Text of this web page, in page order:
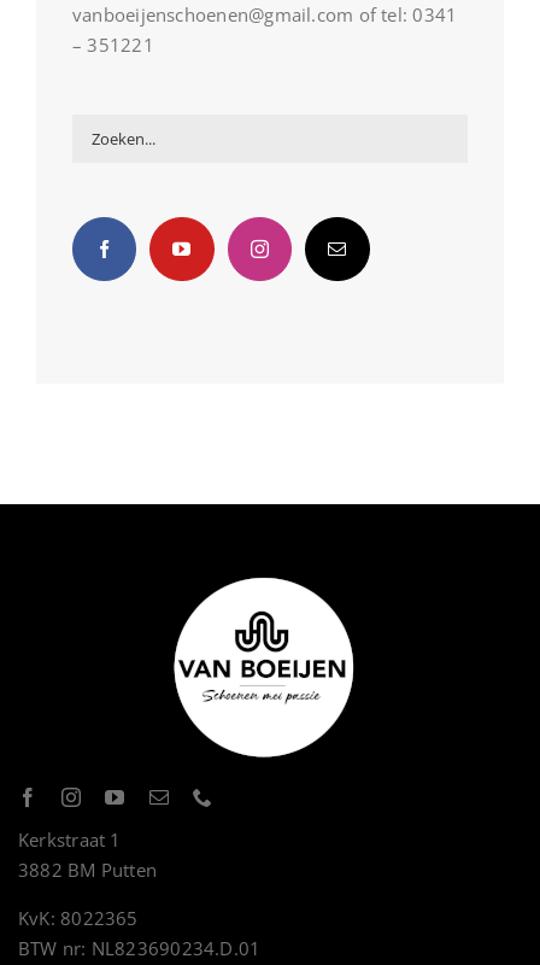
vanboeijenschoenen@gmail.com of tel: 0341
– 351221
Kerkstraat 1
3882 BM Putten
KvK: 8022365
BTW nr: NL823690234.D.01